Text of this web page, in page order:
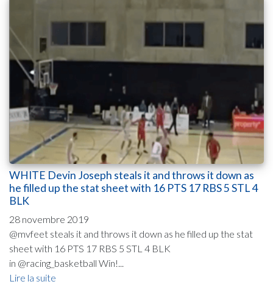
WHITE Devin Joseph steals it and throws it down as
he filled up the stat sheet with 16 PTS 17 RBS 5 STL 4
BLK
28 novembre 2019
@mvfeet steals it and throws it down as he filled up the stat
sheet with 16 PTS 17 RBS 5 STL 4 BLK
in @racing_basketball Win!...
Lire la suite